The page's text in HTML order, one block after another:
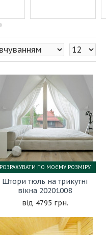
Штори тюль на трикутні
вікна 20201008
4795 грн.
РОЗРАХУВАТИ ПО МОЄМУ РОЗМІРУ